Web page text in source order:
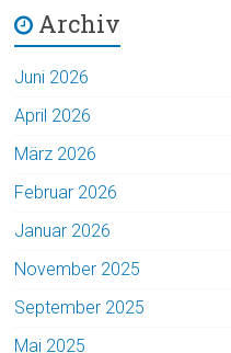
Archiv
Juni 2026
April 2026
März 2026
Februar 2026
Januar 2026
November 2025
September 2025
Mai 2025